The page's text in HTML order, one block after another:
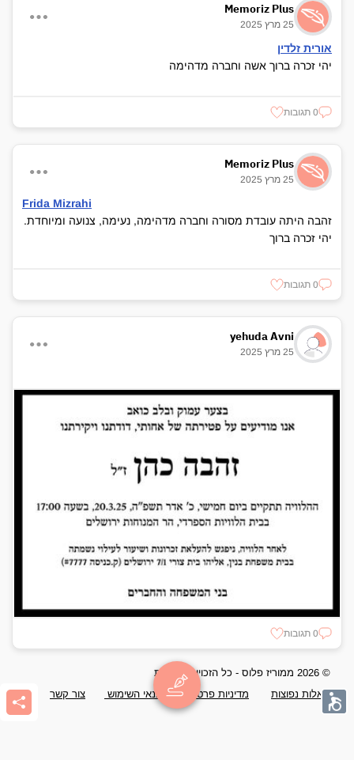
Memoriz Plus
25 מרץ 2025
אורית זלדין
יהי זכרה ברוך אשה וחברה מדהימה
0 תגובות
Memoriz Plus
25 מרץ 2025
Frida Mizrahi
זהבה היתה עובדת מסורה וחברה מדהימה, נעימה, צנועה ומיוחדת.
יהי זכרה ברוך
0 תגובות
yehuda Avni
25 מרץ 2025
0 תגובות
© 2026 ממוריז פלוס - כל הזכויות שמורות
שאלות נפוצות
מדיניות פרטיות תנאי השימוש צור קשר